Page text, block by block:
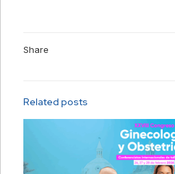
Share
Related posts